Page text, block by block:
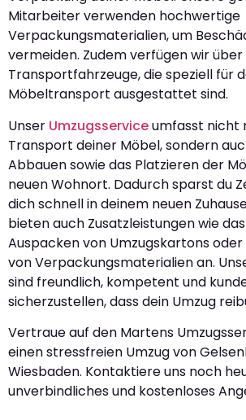
Mitarbeiter verwenden hochwertige
Verpackungsmaterialien, um
vermeiden. Zudem verfügen wir
Transportfahrzeuge, die speziell für
Möbeltransport ausgestattet sind.
Unser Umzugsserviceumfasst nicht
Transport deiner Möbel, sondern
Abbauen sowie das Platzieren der
neuen Wohnort. Dadurch sparst du
dich schnell in deinem neuen
bieten auch Zusatzleistungen wie
Auspacken von Umzugskartons
von Verpackungsmaterialien an.
sind freundlich, kompetent und
sicherzustellen, dass dein Umzug
Vertraue auf den Martens
einen stressfreien Umzug von
Wiesbaden. Kontaktiere uns noch
unverbindliches und kostenloses